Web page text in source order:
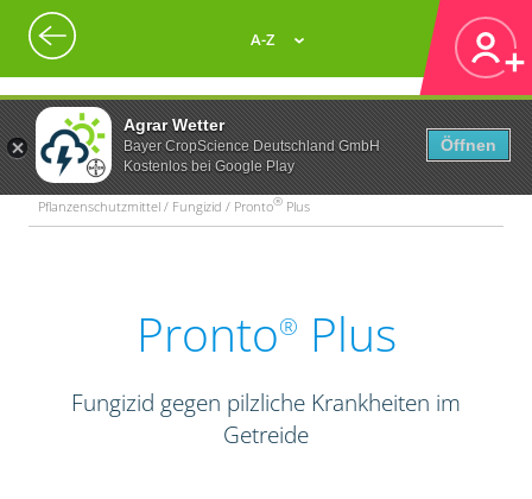
Agrar Wetter
Bayer CropScience Deutschland GmbH
Kostenlos bei Google Play
Öffnen
A-Z
Pflanzenschutzmittel / Fungizid / Pronto® Plus
Pronto® Plus
Fungizid gegen pilzliche Krankheiten im
Getreide